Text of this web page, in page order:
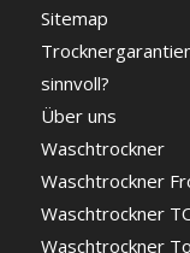
Sitemap
sinnvoll?
Über uns
Waschtrockner
Waschtrockner
Waschtrockner
Waschtrockner